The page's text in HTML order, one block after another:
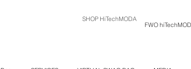
SHOP HiTechMODA